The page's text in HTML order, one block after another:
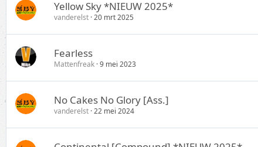
Yellow Sky *NIEUW 2025*
vanderelst 20 mrt 2025
Fearless
Mattenfreak 9 mei 2023
No Cakes No Glory [Ass.]
vanderelst 22 mei 2024